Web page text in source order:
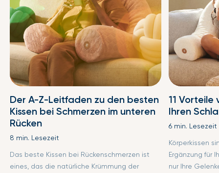
Der A-Z-Leitfaden zu den besten
Kissen bei Schmerzen im unteren
Rücken
8 min. Lesezeit
Das beste Kissen bei Rückenschmerzen ist
eines, das die natürliche Krümmung der
11 Vorteile
Ihren
6 min. Lesezeit
Körperkissen
Ergänzung für
nur Ihre